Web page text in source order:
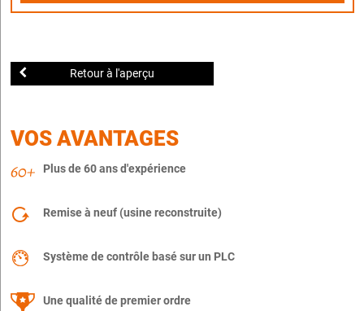
Retour à l'aperçu
VOS AVANTAGES
Plus de 60 ans d'expérience
Remise à neuf (usine reconstruite)
Système de contrôle basé sur un PLC
Une qualité de premier ordre